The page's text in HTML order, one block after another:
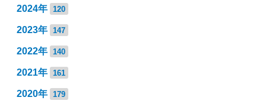
2024年 120
2023年 147
2022年 140
2021年 161
2020年 179